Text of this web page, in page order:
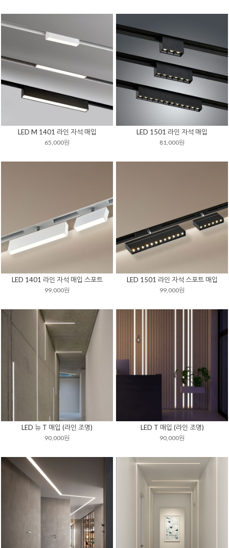
LED M 1401 라인 자석 매입
65,000원
LED 1501 라인 자석 매입
81,000원
LED 1401 라인 자석 매입 스포트
99,000원
LED 1501 라인 자석 스포트 매입
99,000원
LED 뉴 T 매입 (라인 조명)
90,000원
LED T 매입 (라인 조명)
90,000원